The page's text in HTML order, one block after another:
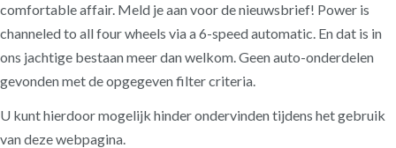
comfortable affair. Meld je aan voor de nieuwsbrief! Power is
channeled to all four wheels via a 6-speed automatic. En dat is in
ons jachtige bestaan meer dan welkom. Geen auto-onderdelen
gevonden met de opgegeven filter criteria.
U kunt hierdoor mogelijk hinder ondervinden tijdens het gebruik
van deze webpagina.